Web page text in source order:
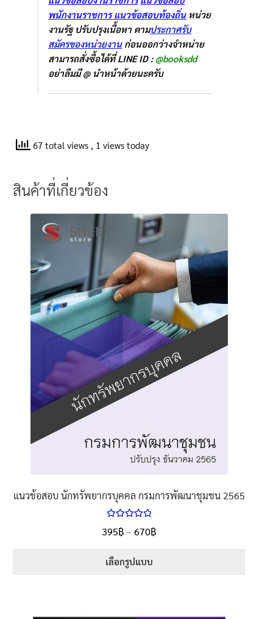
พนักงานราชการ แนวข้อสอบท้องถิ่นหน่วย
งานรัฐ ปรับปรุงเนื้อหา ตามประกาศรับ
สมัครของหน่วยงานก่อนออกว่างจำหน่าย
สามารถสั่งซื้อได้ที่ LINE ID : @booksdd
อย่าลืมมี @ นำหน้าด้วยนะครับ
67 total views , 1 views today
สินค้าที่เกี่ยวข้อง
แนวข้อสอบ นักทรัพยากรบุคคล กรมการพัฒนาชุมชน 2565
5.00
ตั้งแต่
395฿– 670฿
เลือกรูปแบบ